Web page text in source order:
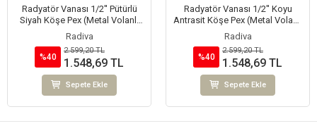
Radyatör Vanası 1/2'' Pütürlü
Siyah Köşe Pex (Metal Volanlı
16*2mm Boru Bağl. Rakorlu)
Radiva
%40
2.599,20 TL
1.548,69 TL
Sepete Ekle
Radyatör Vanası 1/2'' Koyu
Antrasit Köşe Pex (Metal Volanlı
16*2mm Boru Bağl. Rakorlu)
Radiva
%40
2.599,20 TL
1.548,69 TL
Sepete Ekle